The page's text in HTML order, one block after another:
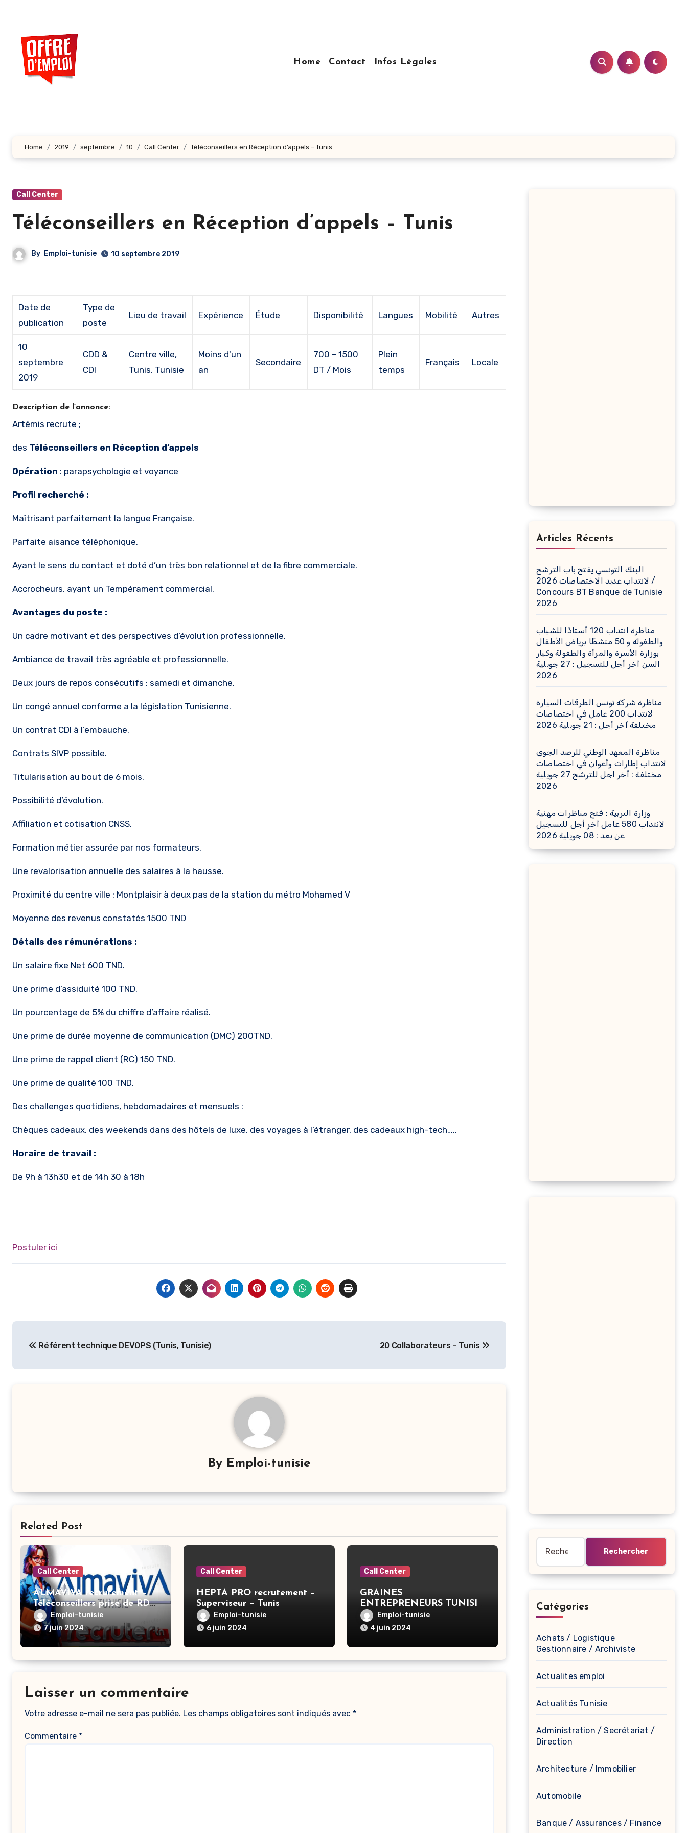
contenu
principal
Home
Contact Infos Légales
Home 2019 septembre 10 Call Center Téléconseillers en Réception d’appels – Tunis
Call Center
Téléconseillers en Réception d’appels – Tunis
By Emploi-tunisie 10 septembre 2019
Date de
publication
Type de
poste
Lieu de travail Expérience Étude Disponibilité Langues Mobilité Autres
10
septembre
2019
CDD &
CDI
Centre ville,
Tunis, Tunisie
Moins d'un
an
Secondaire
700 – 1500
DT / Mois
Plein
temps
Français Locale
Description de l’annonce:
Artémis recrute ;
des Téléconseillers en Réception d’appels
Opération : parapsychologie et voyance
Profil recherché :
Maîtrisant parfaitement la langue Française.
Parfaite aisance téléphonique.
Ayant le sens du contact et doté d’un très bon relationnel et de la fibre commerciale.
Accrocheurs, ayant un Tempérament commercial.
Avantages du poste :
Un cadre motivant et des perspectives d’évolution professionnelle.
Ambiance de travail très agréable et professionnelle.
Deux jours de repos consécutifs : samedi et dimanche.
Un congé annuel conforme a la législation Tunisienne.
Un contrat CDI à l’embauche.
Contrats SIVP possible.
Titularisation au bout de 6 mois.
Possibilité d’évolution.
Affiliation et cotisation CNSS.
Formation métier assurée par nos formateurs.
Une revalorisation annuelle des salaires à la hausse.
Proximité du centre ville : Montplaisir à deux pas de la station du métro Mohamed V
Moyenne des revenus constatés 1500 TND
Détails des rémunérations :
Un salaire fixe Net 600 TND.
Une prime d’assiduité 100 TND.
Un pourcentage de 5% du chiffre d’affaire réalisé.
Une prime de durée moyenne de communication (DMC) 200TND.
Une prime de rappel client (RC) 150 TND.
Une prime de qualité 100 TND.
Des challenges quotidiens, hebdomadaires et mensuels :
Chèques cadeaux, des weekends dans des hôtels de luxe, des voyages à l’étranger, des cadeaux high-tech…..
Horaire de travail :
De 9h à 13h30 et de 14h 30 à 18h
Postuler ici
de
l’article
Référent technique DEVOPS (Tunis, Tunisie) 20 Collaborateurs – Tunis
By Emploi-tunisie
Related Post
Call Center
ALMAVIVA recrutement –
Téléconseillers prise de RDV
B to B – Ariana
Emploi-tunisie
7 juin 2024
Call Center
HEPTA PRO recrutement –
Superviseur – Tunis
Emploi-tunisie
6 juin 2024
Call Center
GRAINES
ENTREPRENEURS TUNISIE
recrutement – Téléopérateur
– Tunis
Emploi-tunisie
4 juin 2024
Laisser un commentaire
Votre adresse e-mail ne sera pas publiée. Les champs obligatoires sont indiqués avec *
Commentaire *
Articles Récents
البنك التونسي يفتح باب الترشح
لانتداب عديد الاختصاصات 2026 /
Concours BT Banque de Tunisie
2026
مناظرة انتداب 120 أستاذًا للشباب
والطفولة و 50 منشطًا برياض الأطفال
بوزارة الأسرة والمرأة والطفولة وكبار
السن آخر أجل للتسجيل : 27 جويلية
2026
مناظرة شركة تونس الطرقات السيارة
لانتداب 200 عامل في اختصاصات
مختلفة آخر أجل : 21 جويلية 2026
مناظرة المعهد الوطني للرصد الجوي
لانتداب إطارات وأعوان في اختصاصات
مختلفة : أخر اجل للترشح 27 جويلية
2026
وزارة التربية : فتح مناظرات مهنية
لانتداب 580 عامل آخر أجل للتسجيل
عن بعد : 08 جويلية 2026
Catégories
Achats / Logistique
Gestionnaire / Archiviste
Actualites emploi
Actualités Tunisie
Administration / Secrétariat /
Direction
Architecture / Immobilier
Automobile
Banque / Assurances / Finance